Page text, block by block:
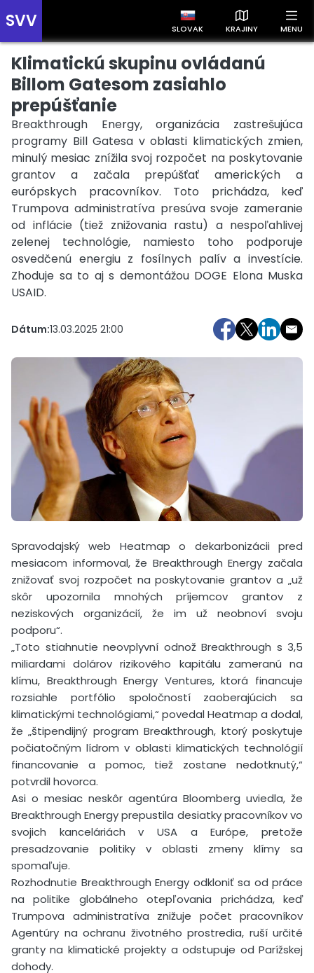
SVV SLOVAK KRAJINY MENU
Prehľad správ podľa krajín
Zobrazte si správy rozdelené podľa krajín a získajte rýchly
prehľad o dianí vo svete.
Slovensko
Klimatickú skupinu ovládanú
Billom Gatesom zasiahlo
prepúšťanie
Breakthrough Energy, organizácia zastrešujúca
programy Bill Gatesa v oblasti klimatických zmien,
minulý mesiac znížila svoj rozpočet na poskytovanie
grantov a začala prepúšťať amerických a
európskych pracovníkov. Toto prichádza, keď
Trumpova administratíva presúva svoje zameranie
od inflácie (tiež znižovania rastu) a nespoľahlivej
zelenej technológie, namiesto toho podporuje
osvedčenú energiu z fosílnych palív a investície.
Zhoduje sa to aj s demontážou DOGE Elona Muska
USAID.
Dátum:13.03.2025 21:00
Spravodajský web Heatmap o dekarbonizácii pred
mesiacom informoval, že Breakthrough Energy začala
znižovať svoj rozpočet na poskytovanie grantov a „už
skôr upozornila mnohých príjemcov grantov z
neziskových organizácií, že im už neobnoví svoju
podporu“.
„Toto stiahnutie neovplyvní odnož Breakthrough s 3,5
miliardami dolárov rizikového kapitálu zameranú na
klímu, Breakthrough Energy Ventures, ktorá financuje
rozsiahle portfólio spoločností zaoberajúcich sa
klimatickými technológiami,“ povedal Heatmap a dodal,
že „štipendijný program Breakthrough, ktorý poskytuje
počiatočným lídrom v oblasti klimatických technológií
financovanie a pomoc, tiež zostane nedotknutý,“
potvrdil hovorca.
Asi o mesiac neskôr agentúra Bloomberg uviedla, že
Breakthrough Energy prepustila desiatky pracovníkov vo
svojich kanceláriách v USA a Európe, pretože
presadzovanie politiky v oblasti zmeny klímy sa
spomaľuje.
Rozhodnutie Breakthrough Energy odkloniť sa od práce
na politike globálneho otepľovania prichádza, keď
Trumpova administratíva znižuje počet pracovníkov
Agentúry na ochranu životného prostredia, ruší určité
granty na klimatické projekty a odstupuje od Parížskej
dohody.